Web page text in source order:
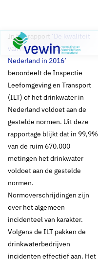
Direct naar content
Terug naar de startpagina
In het rapport ‘De kwaliteit
van het drinkwater in
Nederland in 2016’
beoordeelt de Inspectie
Leefomgeving en Transport
(ILT) of het drinkwater in
Nederland voldoet aan de
gestelde normen. Uit deze
rapportage blijkt dat in 99,9%
van de ruim 670.000
metingen het drinkwater
voldoet aan de gestelde
normen.
Normoverschrijdingen zijn
over het algemeen
incidenteel van karakter.
Volgens de ILT pakken de
drinkwaterbedrijven
incidenten effectief aan. Het